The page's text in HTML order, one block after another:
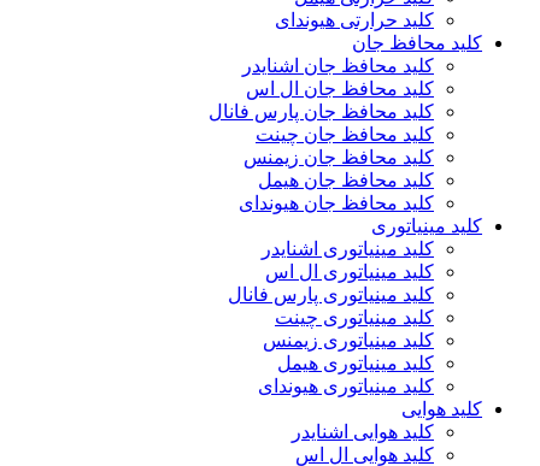
کلید حرارتی هیوندای
کلید محافظ جان
کلید محافظ جان اشنایدر
کلید محافظ جان ال اس
کلید محافظ جان پارس فانال
کلید محافظ جان چینت
کلید محافظ جان زیمنس
کلید محافظ جان هیمل
کلید محافظ جان هیوندای
کلید مینیاتوری
کلید مینیاتوری اشنایدر
کلید مینیاتوری ال اس
کلید مینیاتوری پارس فانال
کلید مینیاتوری چینت
کلید مینیاتوری زیمنس
کلید مینیاتوری هیمل
کلید مینیاتوری هیوندای
کلید هوایی
کلید هوایی اشنایدر
کلید هوایی ال اس